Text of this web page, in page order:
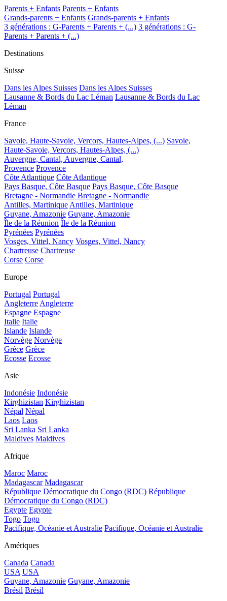
Parents + Enfants Parents + Enfants
Grands-parents + Enfants Grands-parents + Enfants
3 générations : G-Parents + Parents + (...) 3 générations : G-
Parents + Parents + (...)
Destinations
Suisse
Dans les Alpes Suisses Dans les Alpes Suisses
Lausanne & Bords du Lac Léman Lausanne & Bords du Lac
Léman
France
Savoie, Haute-Savoie, Vercors, Hautes-Alpes, (...) Savoie,
Haute-Savoie, Vercors, Hautes-Alpes, (...)
Auvergne, Cantal, Auvergne, Cantal,
Provence Provence
Côte Atlantique Côte Atlantique
Pays Basque, Côte Basque Pays Basque, Côte Basque
Bretagne - Normandie Bretagne - Normandie
Antilles, Martinique Antilles, Martinique
Guyane, Amazonie Guyane, Amazonie
Île de la Réunion Île de la Réunion
Pyrénées Pyrénées
Vosges, Vittel, Nancy Vosges, Vittel, Nancy
Chartreuse Chartreuse
Corse Corse
Europe
Portugal Portugal
Angleterre Angleterre
Espagne Espagne
Italie Italie
Islande Islande
Norvège Norvège
Grèce Grèce
Ecosse Ecosse
Asie
Indonésie Indonésie
Kirghizistan Kirghizistan
Népal Népal
Laos Laos
Sri Lanka Sri Lanka
Maldives Maldives
Afrique
Maroc Maroc
Madagascar Madagascar
République Démocratique du Congo (RDC) République
Démocratique du Congo (RDC)
Egypte Egypte
Togo Togo
Pacifique, Océanie et Australie Pacifique, Océanie et Australie
Amériques
Canada Canada
USA USA
Guyane, Amazonie Guyane, Amazonie
Brésil Brésil